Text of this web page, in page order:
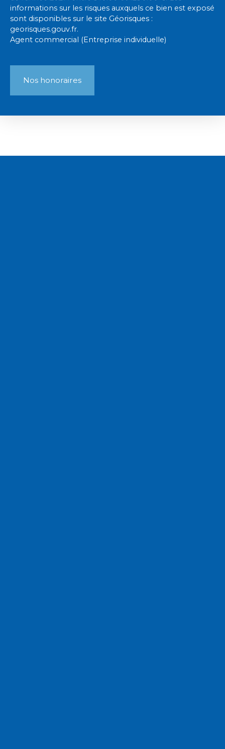
informations sur les risques auxquels ce bien est exposé
sont disponibles sur le site Géorisques :
georisques.gouv.fr.
Agent commercial (Entreprise individuelle)
Nos honoraires